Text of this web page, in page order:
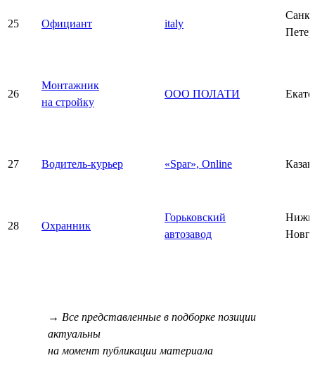
25 Официант italy
26
Монтажник
на стройку
ООО ПОЛАТИ
27 Водитель-курьер «Spar», Online
28 Охранник
Горьковский
автозавод
→ Все представленные в подборке позиции
актуальны
на момент публикации материала